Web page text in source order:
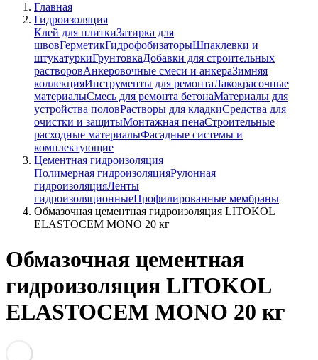
Главная
Гидроизоляция
Клей для плиткиЗатирка для
швовГерметикГидрофобизаторыШпаклевки и
штукатуркиГрунтовкаДобавки для строительных
растворовАнкеровочные смеси и анкераЗимняя
коллекцияИнструменты для ремонтаЛакокрасочные
материалыСмесь для ремонта бетонаМатериалы для
устройства половРастворы для кладкиСредства для
очистки и защитыМонтажная пенаСтроительные
расходные материалыФасадные системы и
комплектующие
Цементная гидроизоляция
Полимерная гидроизоляцияРулонная
гидроизоляцияЛенты
гидроизоляционныеПрофилированные мембраны
Обмазочная цементная гидроизоляция LITOKOL
ELASTOCEM MONO 20 кг
Обмазочная цементная
гидроизоляция LITOKOL
ELASTOCEM MONO 20 кг